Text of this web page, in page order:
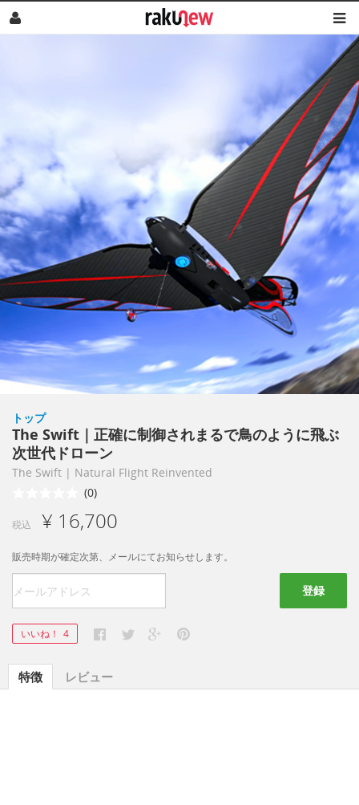
トップ
The Swift｜正確に制御されまるで鳥のように飛ぶ
次世代ドローン
The Swift | Natural Flight Reinvented
(0)
税込 ¥ 16,700
販売時期が確定次第、メールにてお知らせします。
登録
いいね！ 4
特徴 レビュー